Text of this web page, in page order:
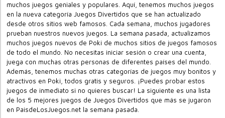
muchos juegos geniales y populares. Aquí, tenemos muchos juegos
en la nueva categoría Juegos Divertidos que se han actualizado
desde otros sitios web famosos. Cada semana, muchos jugadores
prueban nuestros nuevos juegos. La semana pasada, actualizamos
muchos juegos nuevos de Poki de muchos sitios de juegos famosos
de todo el mundo. No necesitas iniciar sesión o crear una cuenta,
juega con muchas otras personas de diferentes países del mundo.
Además, tenemos muchas otras categorías de juegos muy bonitos y
atractivos en Poki, todos gratis y seguros. ¡Puedes probar estos
juegos de inmediato si no quieres buscar! La siguiente es una lista
de los 5 mejores juegos de Juegos Divertidos que más se jugaron
en PaisdeLosJuegos.net la semana pasada.